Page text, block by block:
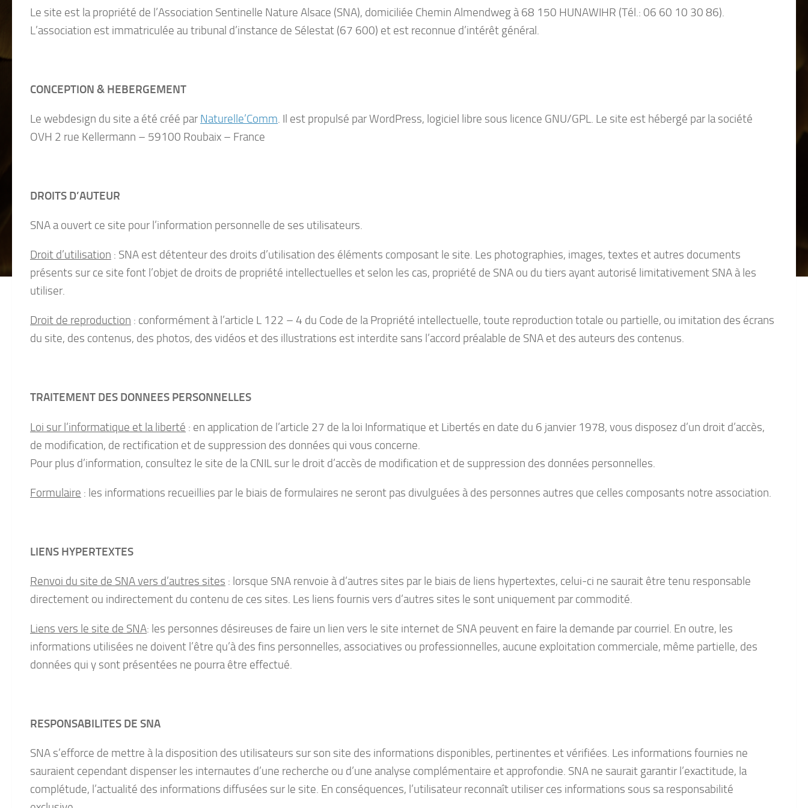
Le site est la propriété de l’Association Sentinelle Nature Alsace (SNA), domiciliée Chemin Almendweg à 68 150 HUNAWIHR (Tél.: 06 60 10 30 86).
L’association est immatriculée au tribunal d’instance de Sélestat (67 600) et est reconnue d’intérêt général.
CONCEPTION & HEBERGEMENT
Le webdesign du site a été créé par Naturelle’Comm. Il est propulsé par WordPress, logiciel libre sous licence GNU/GPL. Le site est hébergé par la société
OVH 2 rue Kellermann – 59100 Roubaix – France
DROITS D’AUTEUR
SNA a ouvert ce site pour l’information personnelle de ses utilisateurs.
Droit d’utilisation : SNA est détenteur des droits d’utilisation des éléments composant le site. Les photographies, images, textes et autres documents
présents sur ce site font l’objet de droits de propriété intellectuelles et selon les cas, propriété de SNA ou du tiers ayant autorisé limitativement SNA à les
utiliser.
Droit de reproduction : conformément à l’article L 122 – 4 du Code de la Propriété intellectuelle, toute reproduction totale ou partielle, ou imitation des écrans
du site, des contenus, des photos, des vidéos et des illustrations est interdite sans l’accord préalable de SNA et des auteurs des contenus.
TRAITEMENT DES DONNEES PERSONNELLES
Loi sur l’informatique et la liberté : en application de l’article 27 de la loi Informatique et Libertés en date du 6 janvier 1978, vous disposez d’un droit d’accès,
de modification, de rectification et de suppression des données qui vous concerne.
Pour plus d’information, consultez le site de la CNIL sur le droit d’accès de modification et de suppression des données personnelles.
Formulaire : les informations recueillies par le biais de formulaires ne seront pas divulguées à des personnes autres que celles composants notre association.
LIENS HYPERTEXTES
Renvoi du site de SNA vers d’autres sites : lorsque SNA renvoie à d’autres sites par le biais de liens hypertextes, celui-ci ne saurait être tenu responsable
directement ou indirectement du contenu de ces sites. Les liens fournis vers d’autres sites le sont uniquement par commodité.
Liens vers le site de SNA: les personnes désireuses de faire un lien vers le site internet de SNA peuvent en faire la demande par courriel. En outre, les
informations utilisées ne doivent l’être qu’à des fins personnelles, associatives ou professionnelles, aucune exploitation commerciale, même partielle, des
données qui y sont présentées ne pourra être effectué.
RESPONSABILITES DE SNA
SNA s’efforce de mettre à la disposition des utilisateurs sur son site des informations disponibles, pertinentes et vérifiées. Les informations fournies ne
sauraient cependant dispenser les internautes d’une recherche ou d’une analyse complémentaire et approfondie. SNA ne saurait garantir l’exactitude, la
complétude, l’actualité des informations diffusées sur le site. En conséquences, l’utilisateur reconnaît utiliser ces informations sous sa responsabilité